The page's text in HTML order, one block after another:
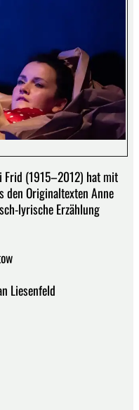
Frid (1915–2012) hat mit
den Originaltexten Anne
lyrische Erzählung
Liesenfeld